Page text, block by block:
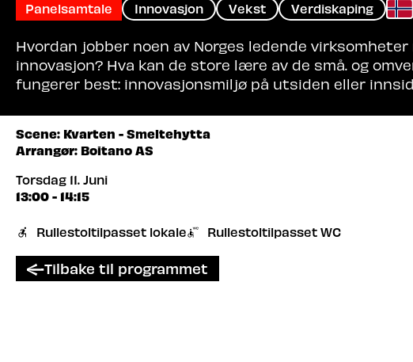
Panelsamtale Innovasjon Vekst Verdiskaping
Hvordan jobber noen av Norges ledende virksomheter
innovasjon? Hva kan de store lære av de små. og
fungerer best: innovasjonsmiljø på utsiden eller
Scene: Kvarten - Smeltehytta
Arrangør: Boitano AS
Torsdag 11. Juni
13:00 - 14:15
Rullestoltilpasset lokale Rullestoltilpasset WC
Tilbake til programmet